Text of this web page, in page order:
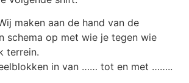
maken aan de hand van de
schema op met wie je tegen wie
terrein.
in van …… tot en met ……..